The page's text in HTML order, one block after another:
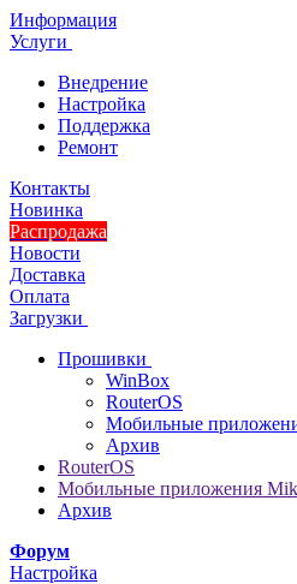
Информация
Услуги
Внедрение
Настройка
Поддержка
Ремонт
Контакты
Новинка
Распродажа
Новости
Доставка
Оплата
Загрузки
Прошивки
WinBox
RouterOS
Мобильные
Архив
RouterOS
Мобильные приложения
Архив
Форум
Настройка